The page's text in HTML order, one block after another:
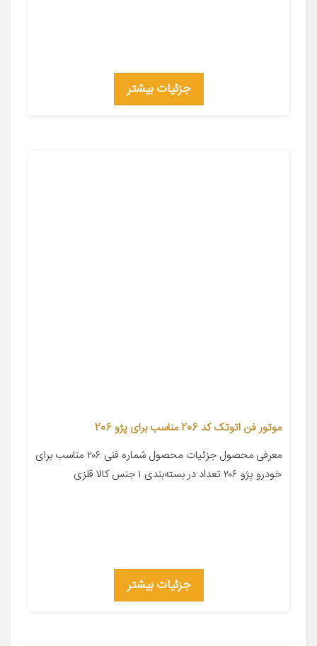
جزئیات بیشتر
موتور فن اتوتک کد 206 مناسب برای پژو 206
معرفی محصول جزئیات محصول شماره فنی ۲۰۶ مناسب برای
خودرو پژو ۲۰۶ تعداد در بسته‌بندی ۱ جنس کالا قلزی
جزئیات بیشتر